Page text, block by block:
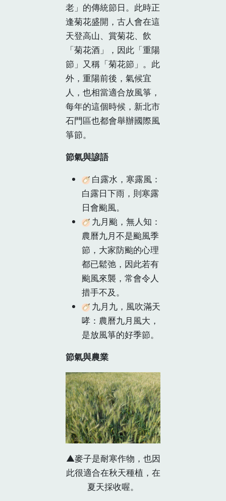
老」的傳統節日。此時正
逢菊花盛開，古人會在這
天登高山、賞菊花、飲
「菊花酒」，因此「重陽
節」又稱「菊花節」。此
外，重陽前後，氣候宜
人，也相當適合放風箏，
每年的這個時候，新北市
石門區也都會舉辦國際風
箏節。
節氣與諺語
白露水，寒露風：
白露日下雨，則寒露
日會颱風。
九月颱，無人知：
農曆九月不是颱風季
節，大家防颱的心理
都已鬆弛，因此若有
颱風來襲，常會令人
措手不及。
九月九，風吹滿天
哮：農曆九月風大，
是放風箏的好季節。
節氣與農業
▲麥子是耐寒作物，也因
此很適合在秋天種植，在
夏天採收喔。